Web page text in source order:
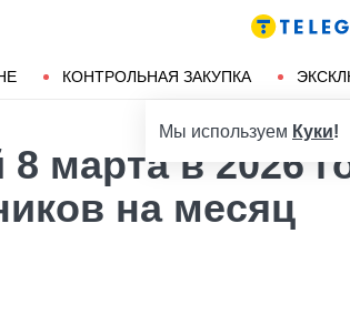
КОНТРОЛЬНАЯ ЗАКУПКА
Мы используем Куки!
марта в 2026
на месяц